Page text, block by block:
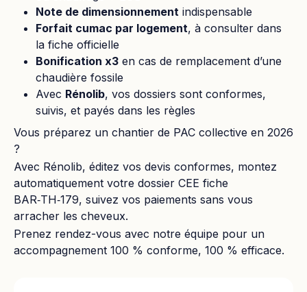
Note de dimensionnement indispensable
Forfait cumac par logement, à consulter dans
la fiche officielle
Bonification x3 en cas de remplacement d’une
chaudière fossile
Avec Rénolib, vos dossiers sont conformes,
suivis, et payés dans les règles
Vous préparez un chantier de PAC collective en 2026
?
Avec Rénolib, éditez vos devis conformes, montez
automatiquement votre dossier CEE fiche
BAR‑TH‑179, suivez vos paiements sans vous
arracher les cheveux.
Prenez rendez-vous avec notre équipe pour un
accompagnement 100 % conforme, 100 % efficace.